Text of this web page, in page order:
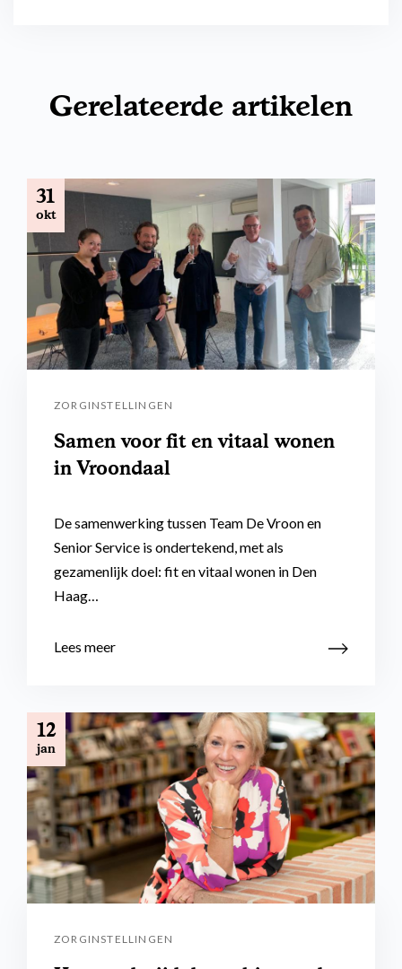
Gerelateerde artikelen
31
okt
ZORGINSTELLINGEN
Samen voor fit en vitaal wonen
in Vroondaal
De samenwerking tussen Team De Vroon en
Senior Service is ondertekend, met als
gezamenlijk doel: fit en vitaal wonen in Den
Haag…
Lees meer
12
jan
ZORGINSTELLINGEN